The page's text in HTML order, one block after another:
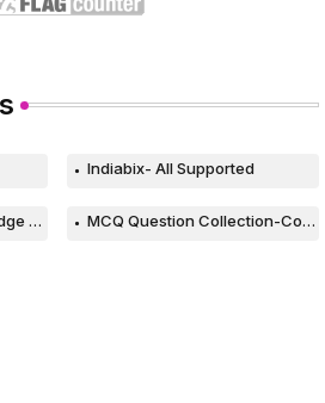
Indiabix- All Supported
MCQ Question Collection-Computer